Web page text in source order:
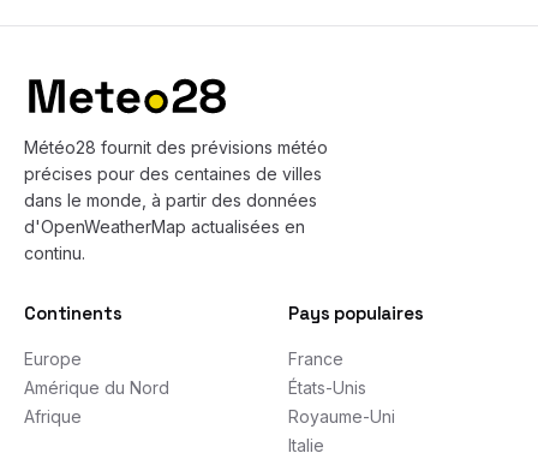
Météo28 fournit des prévisions météo
précises pour des centaines de villes
dans le monde, à partir des données
d'OpenWeatherMap actualisées en
continu.
Continents
Europe
Amérique du Nord
Afrique
Pays populaires
France
États-Unis
Royaume-Uni
Italie